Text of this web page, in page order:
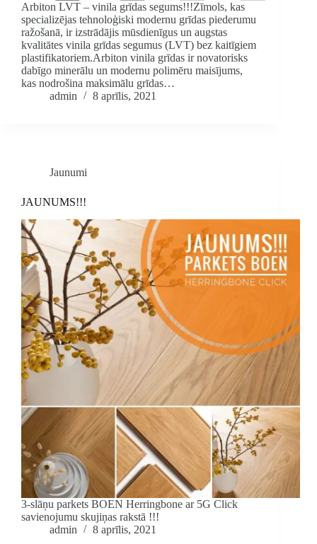
Arbiton LVT – vinila grīdas segums!!!Zīmols, kas
specializējas tehnoloģiski modernu grīdas piederumu
ražošanā, ir izstrādājis mūsdienīgus un augstas
kvalitātes vinila grīdas segumus (LVT) bez kaitīgiem
plastifikatoriem.Arbiton vinila grīdas ir novatorisks
dabīgo minerālu un modernu polimēru maisījums,
kas nodrošina maksimālu grīdas…
admin
8 aprīlis, 2021
Jaunumi
JAUNUMS!!!
3-slāņu parkets BOEN Herringbone ar 5G Click
savienojumu skujiņas rakstā !!!
admin
8 aprīlis, 2021